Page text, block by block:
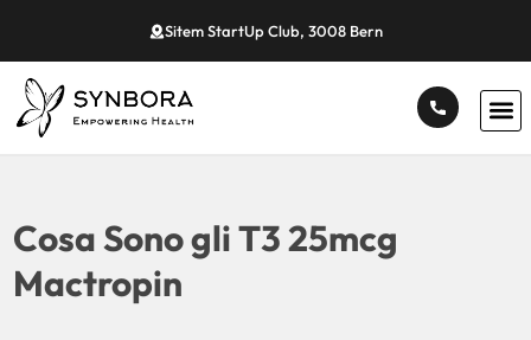
Sitem StartUp Club, 3008 Bern
Cosa Sono gli T3 25mcg
Mactropin